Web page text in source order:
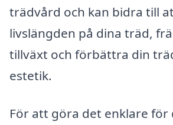
trädvård och kan bidra till
livslängden på dina träd,
tillväxt och förbättra din
estetik.
För att göra det enklare